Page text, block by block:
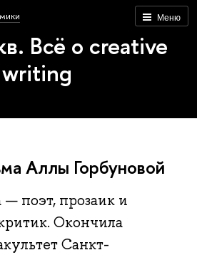
Меню
Всё о creative
writing
Аллы Горбуновой
поэт, прозаик и
Окончила
Санкт-